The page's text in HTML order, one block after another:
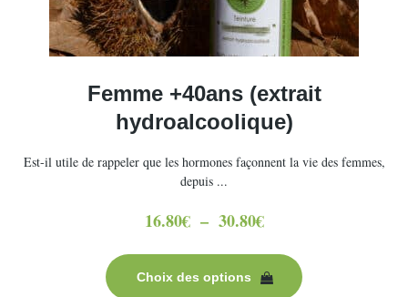
Femme +40ans (extrait
hydroalcoolique)
Est-il utile de rappeler que les hormones façonnent la vie des femmes,
depuis ...
16.80€ – 30.80€Plage
prix :
Choix des options